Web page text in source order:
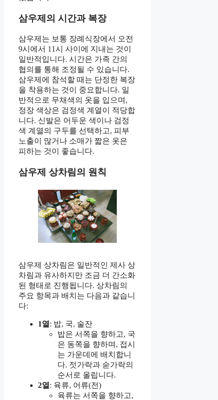
삼우제의 시간과 복장
삼우제는 보통 장례식장에서 오전
9시에서 11시 사이에 지내는 것이
일반적입니다. 시간은 가족 간의
협의를 통해 조정될 수 있습니다.
삼우제에 참석할 때는 단정한 복장
을 착용하는 것이 중요합니다. 일
반적으로 무채색의 옷을 입으며,
정장 색상은 검정색 계열이 적당합
니다. 신발은 어두운 색이나 검정
색 계열의 구두를 선택하고, 피부
노출이 많거나 소매가 짧은 옷은
피하는 것이 좋습니다.
삼우제 상차림의 원칙
삼우제 상차림은 일반적인 제사 상
차림과 유사하지만 조금 더 간소화
된 형태로 진행됩니다. 상차림의
주요 항목과 배치는 다음과 같습니
다:
1열 : 밥, 국, 술잔
밥은 서쪽을 향하고, 국
은 동쪽을 향하며, 접시
는 가운데에 배치합니
다. 젓가락과 숟가락의
순서로 올립니다.
2열 : 육류, 어류(전)
육류는 서쪽을 향하고,